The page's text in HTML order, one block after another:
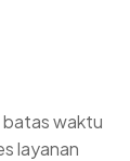
batas waktu
layanan